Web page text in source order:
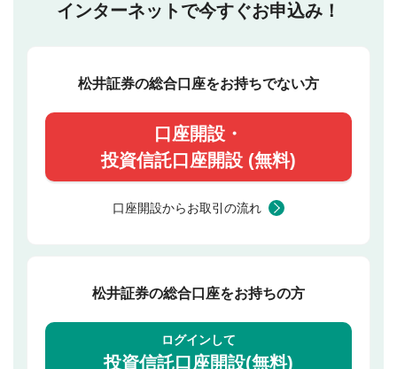
インターネットで今すぐお申込み！
松井証券の総合口座をお持ちでない方
口座開設・
投資信託口座開設 (無料)
口座開設からお取引の流れ
松井証券の総合口座をお持ちの方
ログインして
投資信託口座開設(無料)